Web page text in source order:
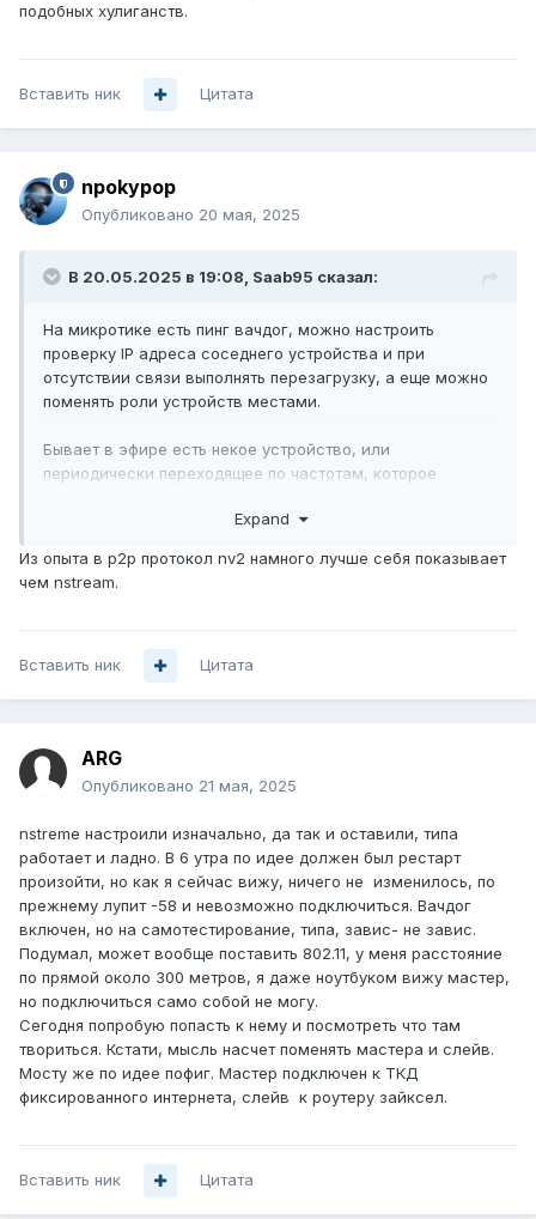
подобных хулиганств.
Вставить ник Цитата
npokypop
Опубликовано 20 мая, 2025
В 20.05.2025 в 19:08, Saab95 сказал:
На микротике есть пинг вачдог, можно настроить
проверку IP адреса соседнего устройства и при
отсутствии связи выполнять перезагрузку, а еще можно
поменять роли устройств местами.
Бывает в эфире есть некое устройство, или
периодически переходящее по частотам, которое
ожидания, или подмену сети, то есть такие пакеты в сеть
Если смените протокол на NV2 проблема может уйти, т.к.
Expand
Из опыта в p2p протокол nv2 намного лучше себя показывает
чем nstream.
Вставить ник Цитата
ARG
Опубликовано 21 мая, 2025
nstreme настроили изначально, да так и оставили, типа
работает и ладно. В 6 утра по идее должен был рестарт
произойти, но как я сейчас вижу, ничего не изменилось, по
прежнему лупит -58 и невозможно подключиться. Вачдог
включен, но на самотестирование, типа, завис- не завис.
Подумал, может вообще поставить 802.11, у меня расстояние
по прямой около 300 метров, я даже ноутбуком вижу мастер,
но подключиться само собой не могу.
Сегодня попробую попасть к нему и посмотреть что там
твориться. Кстати, мысль насчет поменять мастера и слейв.
Мосту же по идее пофиг. Мастер подключен к ТКД
фиксированного интернета, слейв к роутеру зайксел.
Вставить ник Цитата